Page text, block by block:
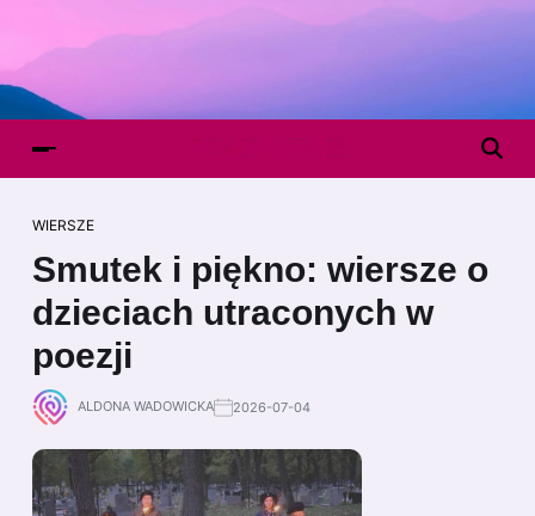
WIERSZE
Smutek i piękno: wiersze o
dzieciach utraconych w
poezji
ALDONA WADOWICKA 2026-07-04